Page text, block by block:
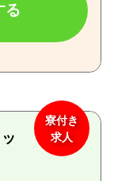
る
寮付き
求人